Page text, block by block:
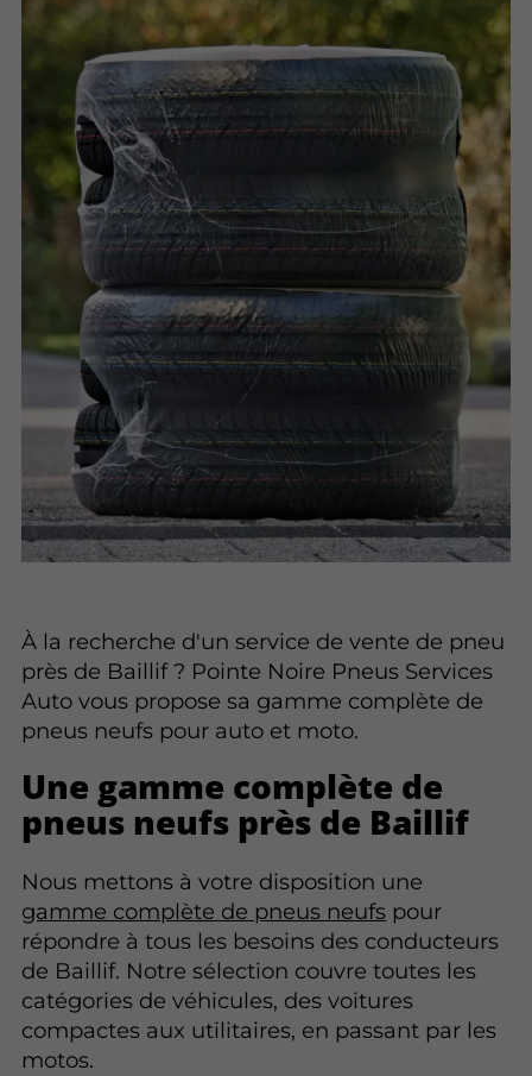
À la recherche d'un service de vente de pneu
près de Baillif ? Pointe Noire Pneus Services
Auto vous propose sa gamme complète de
pneus neufs pour auto et moto.
Une gamme complète de
pneus neufs près de Baillif
Nous mettons à votre disposition une
gamme complète de pneus neufs pour
répondre à tous les besoins des conducteurs
de Baillif. Notre sélection couvre toutes les
catégories de véhicules, des voitures
compactes aux utilitaires, en passant par les
motos.